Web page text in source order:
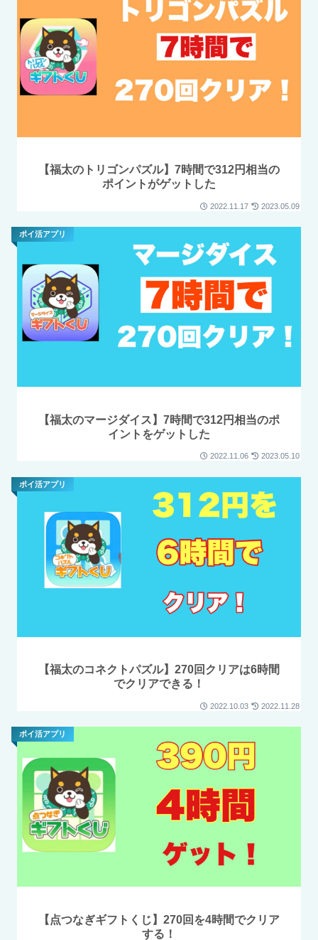
【福太のトリゴンパズル】7時間で312円相当の
ポイントがゲットした
2022.11.17 2023.05.09
ポイ活アプリ
【福太のマージダイス】7時間で312円相当のポ
イントをゲットした
2022.11.06 2023.05.10
ポイ活アプリ
【福太のコネクトパズル】270回クリアは6時間
でクリアできる！
2022.10.03 2022.11.28
ポイ活アプリ
【点つなぎギフトくじ】270回を4時間でクリア
する！